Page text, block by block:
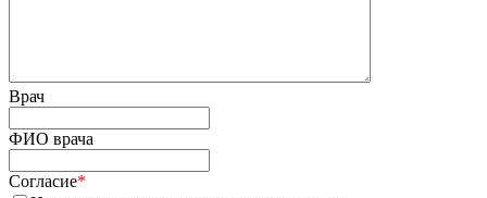
Врач
ФИО врача
Согласие*